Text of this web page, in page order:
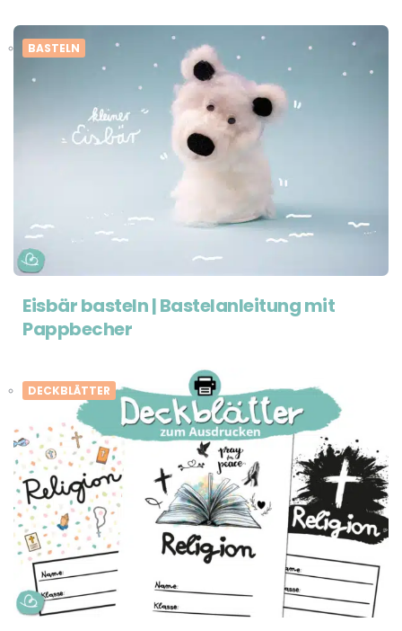
BASTELN
Eisbär basteln | Bastelanleitung mit
Pappbecher
DECKBLÄTTER